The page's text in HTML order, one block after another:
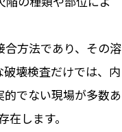
方法であり、その溶
壊検査だけでは、内
でない現場が多数あ
します。